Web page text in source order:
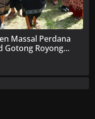
Massal Perdana
Gotong Royong